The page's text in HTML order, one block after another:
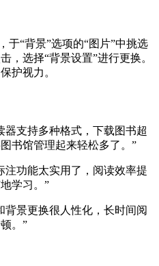
于“背景”选项的“图片”中挑选
，选择“背景设置”进行更换。
护视力。
器支持多种格式，下载图书超
书馆管理起来轻松多了。”
注功能太实用了，阅读效率提
学习。”
背景更换很人性化，长时间阅
。”